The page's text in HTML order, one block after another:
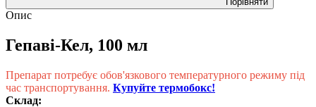
Опис
Гепаві-Кел, 100 мл
Препарат потребує обов'язкового температурного режиму під
час транспортування. Купуйте термобокс!
Склад: